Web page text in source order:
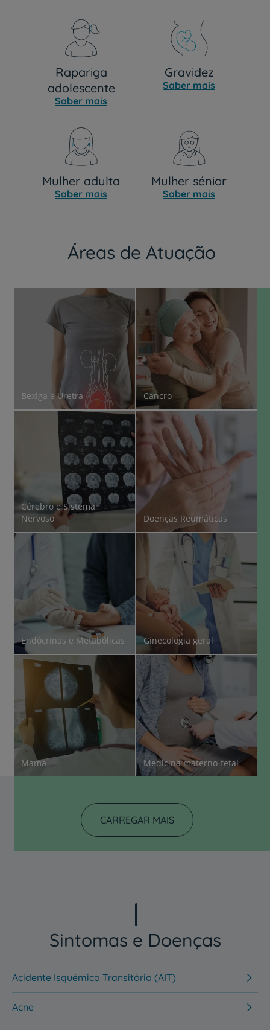
Rapariga
adolescente
Saber mais
Gravidez
Saber mais
Mulher adulta
Saber mais
Mulher sénior
Saber mais
Áreas de Atuação
Bexiga e Uretra Cancro
Cérebro e Sistema
Nervoso
Doenças Reumáticas
Endócrinas e Metabólicas Ginecologia geral
Mama Medicina materno-fetal
CARREGAR MAIS
Sintomas e Doenças
Acidente Isquémico Transitório (AIT)
Acne